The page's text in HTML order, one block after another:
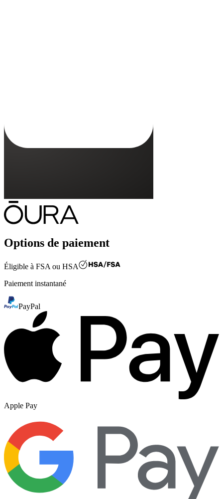
Directeur de la conceptionMiklu Silvanto
Options de paiement
Éligible à FSA ou HSA
Paiement instantané
PayPal
Apple Pay